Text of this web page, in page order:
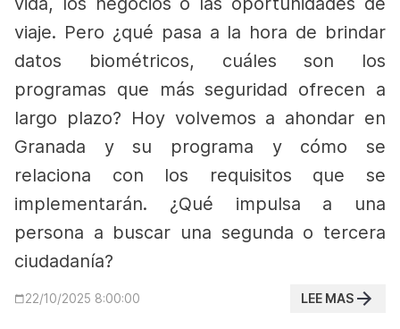
viaje. Pero ¿qué pasa a la hora de brindar
datos biométricos, cuáles son los
programas que más seguridad ofrecen a
largo plazo? Hoy volvemos a ahondar en
Granada y su programa y cómo se
relaciona con los requisitos que se
implementarán. ¿Qué impulsa a una
persona a buscar una segunda o tercera
ciudadanía?
22/10/2025 8:00:00 LEE MAS